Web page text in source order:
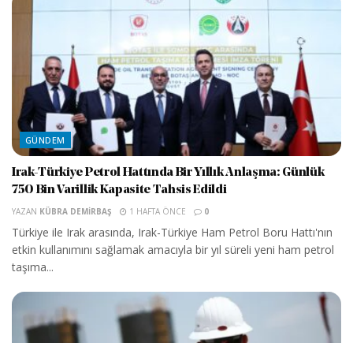
GÜNDEM
Irak-Türkiye Petrol Hattında Bir Yıllık Anlaşma: Günlük
750 Bin Varillik Kapasite Tahsis Edildi
YAZAN KÜBRA DEMIRBAŞ 1 HAFTA ÖNCE 0
Türkiye ile Irak arasında, Irak-Türkiye Ham Petrol Boru Hattı'nın
etkin kullanımını sağlamak amacıyla bir yıl süreli yeni ham petrol
taşıma...